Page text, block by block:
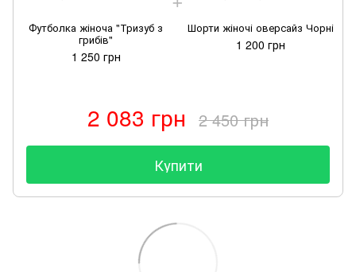
Футболка жіноча "Тризуб з
грибів"
1 250 грн
Шорти жіночі оверсайз Чорні
1 200 грн
2 083 грн 2 450 грн
Купити